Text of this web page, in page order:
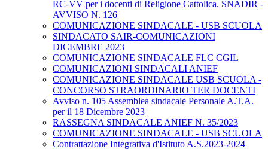
RC-VV per i docenti di Religione Cattolica. SNADIR -
AVVISO N. 126
COMUNICAZIONE SINDACALE - USB SCUOLA
SINDACATO SAIR-COMUNICAZIONI
DICEMBRE 2023
COMUNICAZIONE SINDACALE FLC CGIL
COMUNICAZIONI SINDACALI ANIEF
COMUNICAZIONE SINDACALE USB SCUOLA -
CONCORSO STRAORDINARIO TER DOCENTI
Avviso n. 105 Assemblea sindacale Personale A.T.A.
per il 18 Dicembre 2023
RASSEGNA SINDACALE ANIEF N. 35/2023
COMUNICAZIONE SINDACALE - USB SCUOLA
Contrattazione Integrativa d'Istituto A.S.2023-2024